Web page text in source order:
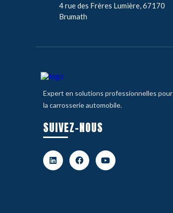
4 rue des Frères Lumière, 67170
Brumath
Expert en solutions professionnelles pour
la carrosserie automobile.
SUIVEZ-NOUS